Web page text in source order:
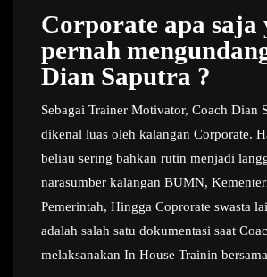
Corporate apa saja
pernah
Dian Saputra ?
Sebagai Trainer Motivator, Coach Dian
dikenal luas oleh kalangan Corporate.
beliau sering bahkan rutin menjadi
narasumber kalangan BUMN,
Pemerintah, Hingga Coprorate swasta
adalah salah satu dokumentasi saat
melaksanakan In House Trainin